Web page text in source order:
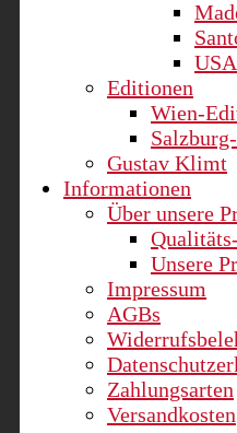
USA
Editionen
Wien-
Gustav Klimt
Informationen
Über unsere
Unsere
Impressum
AGBs
Zahlungsarten
Versandkosten